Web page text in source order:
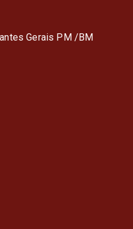
Gerais PM /BM